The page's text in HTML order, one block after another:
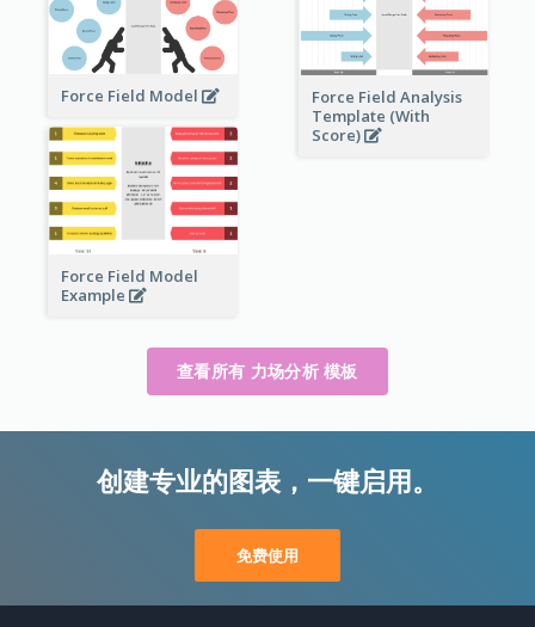
Force Field Analysis
Template (With
Score)
Force Field Model
Force Field Model
Example
查看所有 力场分析 模板
创建专业的图表，一键启用。
免费使用